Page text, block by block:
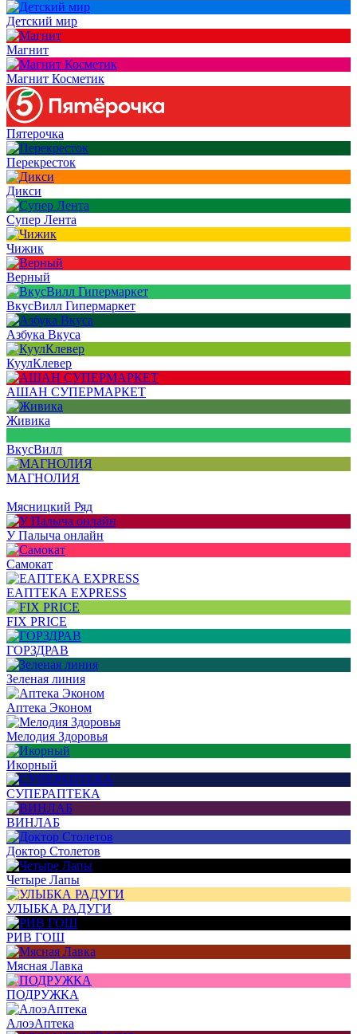
Детский мир
Магнит
Магнит Косметик
Пятерочка
Перекресток
Дикси
Супер Лента
Чижик
Верный
ВкусВилл Гипермаркет
Азбука Вкуса
КуулКлевер
АШАН СУПЕРМАРКЕТ
Живика
ВкусВилл
МАГНОЛИЯ
Мясницкий Ряд
У Палыча онлайн
Самокат
ЕАПТЕКА EXPRESS
FIX PRICE
ГОРЗДРАВ
Зеленая линия
Аптека Эконом
Мелодия Здоровья
Икорный
СУПЕРАПТЕКА
ВИНЛАБ
Доктор Столетов
Четыре Лапы
УЛЫБКА РАДУГИ
РИВ ГОШ
Мясная Лавка
ПОДРУЖКА
АлоэАптека